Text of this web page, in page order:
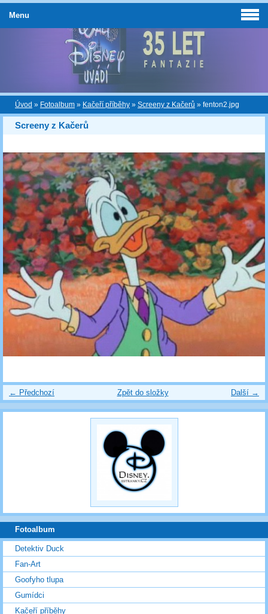
Úvod » Fotoalbum » Kačeří příběhy » Screeny z Kačerů » fenton2.jpg
Screeny z Kačerů
← Předchozí Další →
Zpět do složky
Menu
Fotoalbum
Detektiv Duck
Fan-Art
Goofyho tlupa
Gumídci
Kačeří příběhy